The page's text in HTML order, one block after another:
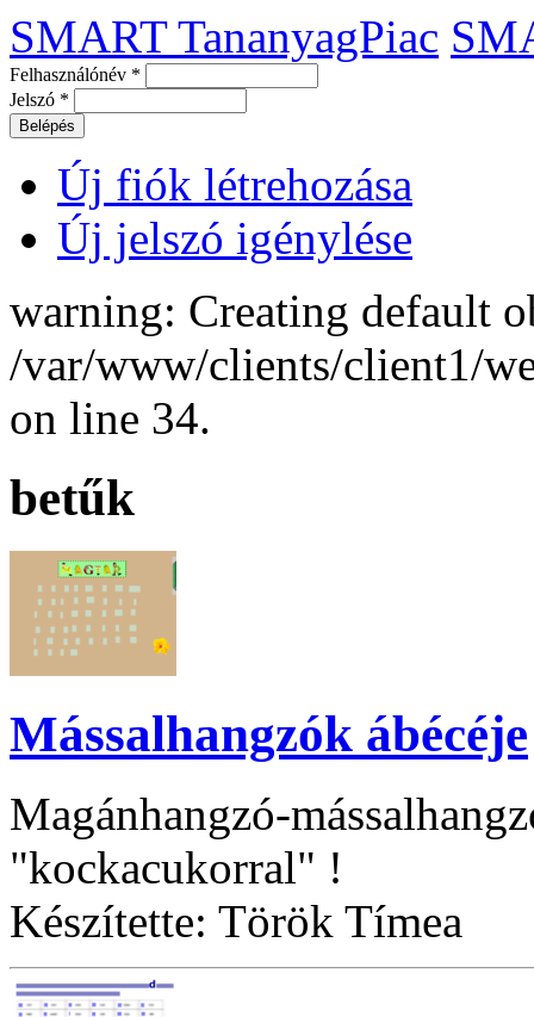
SMART TananyagPiac
Felhasználónév *
Jelszó *
Új fiók létrehozása
Új jelszó igénylése
warning: Creating default
/var/www/clients/client1/
on line 34.
betűk
Mássalhangzók ábécéje
Magánhangzó-
"kockacukorral" !
Készítette: Török Tímea